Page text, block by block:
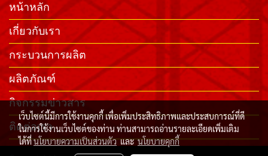
หน้าหลัก
เกี่ยวกับเรา
กระบวนการผลิต
ผลิตภัณฑ์
กิจกรรมข่าวสาร
ติดต่อเรา
เว็บไซต์นี้มีการใช้งานคุกกี้ เพื่อเพิ่มประสิทธิภาพและประสบการณ์ที่ดี
ในการใช้งานเว็บไซต์ของท่าน ท่านสามารถอ่านรายละเอียดเพิ่มเติม
ได้ที่นโยบายความเป็นส่วนตัวและนโยบายคุกกี้